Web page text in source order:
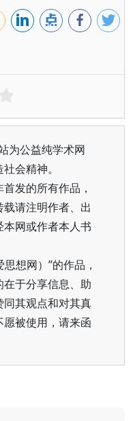
为公益纯学术网
会精神。
发的所有作品，
请注明作者、出
网或作者本人书
想网）”的作品，
于分享信息、助
其观点和对其真
被使用，请来函